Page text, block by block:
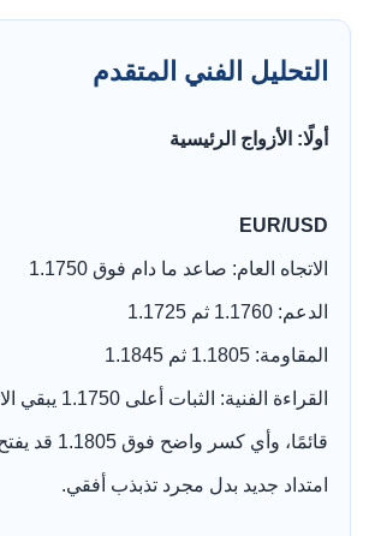
التحليل الفني المتقدم
أولًا: الأزواج الرئيسية
EUR/USD
الاتجاه العام: صاعد ما دام فوق 1.1750
الدعم: 1.1760 ثم 1.1725
المقاومة: 1.1805 ثم 1.1845
القراءة الفنية:
قائمًا، وأي كسر
امتداد جديد بدل مجرد تذبذب أفقي.